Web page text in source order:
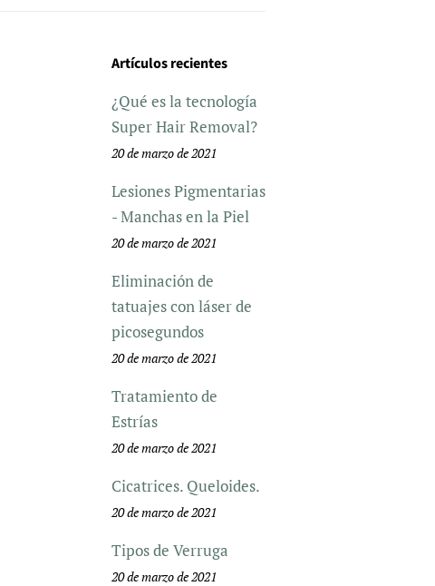
Artículos recientes
¿Qué es la tecnología
Super Hair Removal?
20 de marzo de 2021
Lesiones Pigmentarias
- Manchas en la Piel
20 de marzo de 2021
Eliminación de
tatuajes con láser de
picosegundos
20 de marzo de 2021
Tratamiento de
Estrías
20 de marzo de 2021
Cicatrices. Queloides.
20 de marzo de 2021
Tipos de Verruga
20 de marzo de 2021